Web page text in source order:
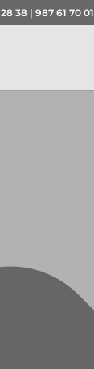
de las cookies
38 | 987 61 70 01